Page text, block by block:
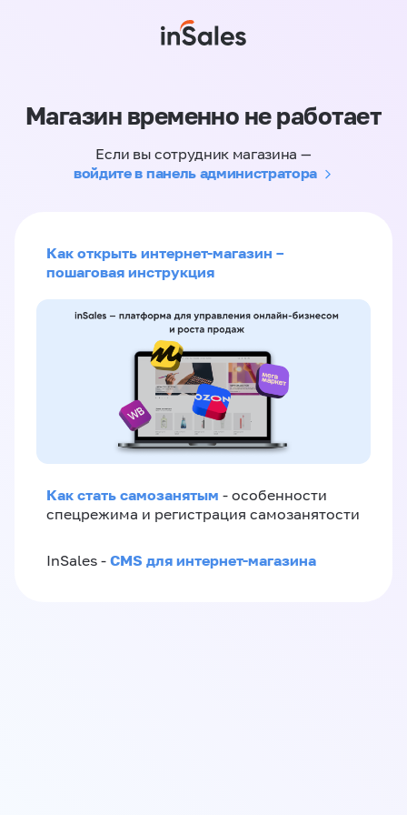
Магазин временно не работает
Если вы сотрудник магазина —
войдите в панель администратора
Как открыть интернет-магазин –
пошаговая инструкция
Как стать самозанятым - особенности
спецрежима и регистрация самозанятости
InSales - CMS для интернет-магазина